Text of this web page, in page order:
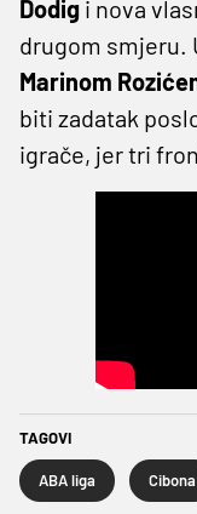
Dodig i nova
drugom smjeru.
Marinom
biti zadatak
igrače, jer tri
TAGOVI
ABA liga Cibona